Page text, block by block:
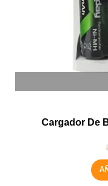
Cargador De